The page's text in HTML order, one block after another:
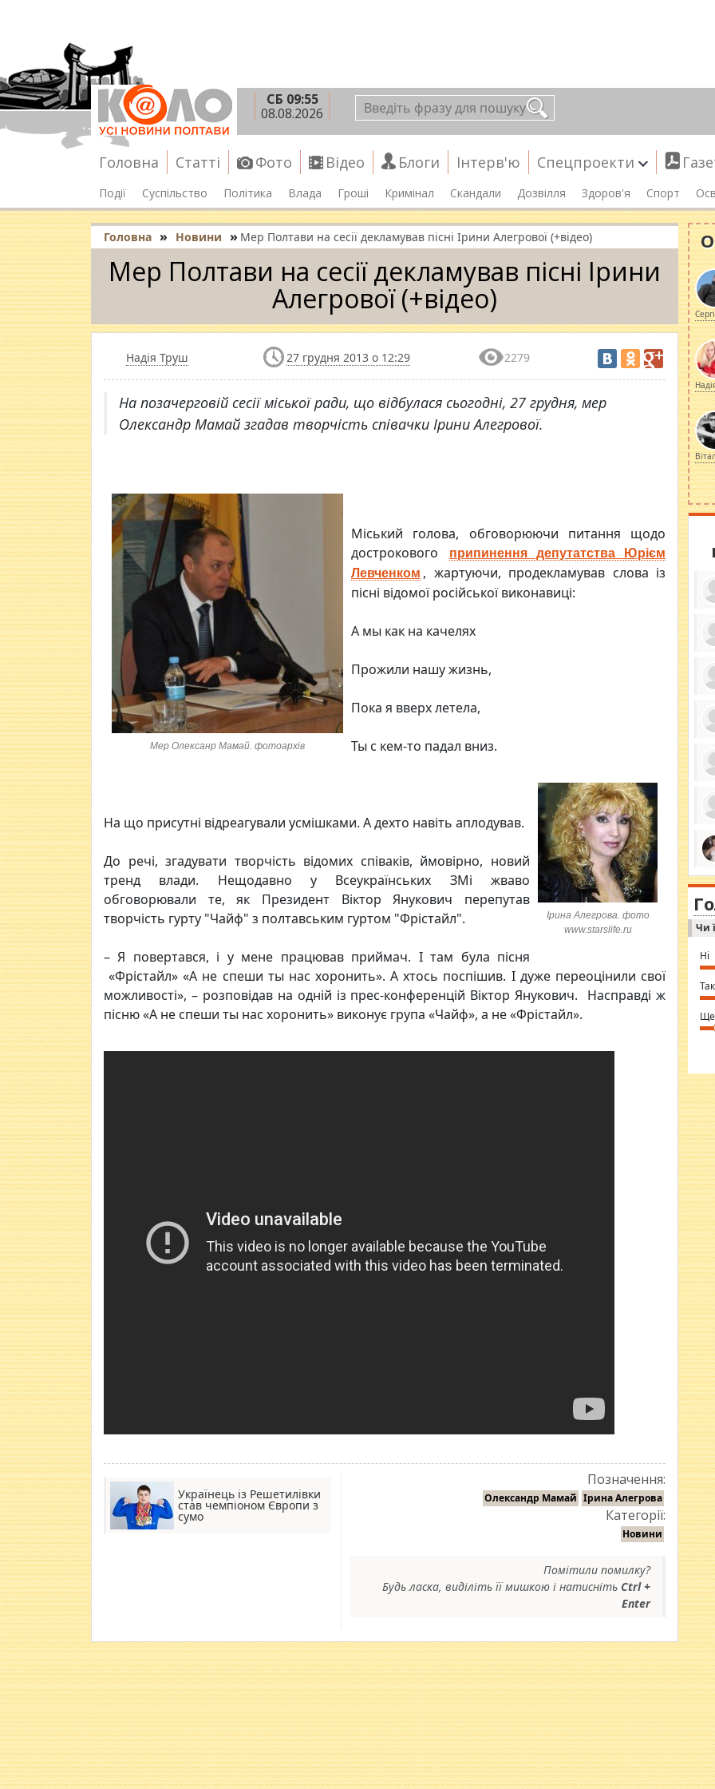
СБ 09:55
08.08.2026
Головна Статті Фото Відео Блоги Інтерв'ю Спецпроекти
Події Суспільство Політика Влада Гроші Кримінал Скандали Дозвілля Здоров'я Спорт
Головна » Новини » Мер Полтави на сесії декламував пісні Ірини Алегрової (+відео)
Мер Полтави на сесії декламував пісні Ірини
Алегрової (+відео)
Надія Труш 27 грудня 2013 о 12:29 2279
На позачерговій сесії міської ради, що відбулася сьогодні, 27 грудня, мер
Олександр Мамай згадав творчість співачки Ірини Алегрової.
Мер Олексанр Мамай. фотоархів
Міський голова, обговорюючи питання щодо
дострокового
припинення депутатства Юрієм
Левченком , жартуючи, продекламував слова із
пісні відомої російської виконавиці:
А мы как на качелях
Прожили нашу жизнь,
Пока я вверх летела,
Ты с кем-то падал вниз.
Ірина Алегрова. фото
www.starslife.ru
На що присутні відреагували усмішками. А дехто навіть аплодував.
До речі, згадувати творчість відомих співаків, ймовірно, новий
тренд влади. Нещодавно у Всеукраїнських ЗМі жваво
обговорювали те, як Президент Віктор Янукович перепутав
творчість гурту "Чайф" з полтавським гуртом "Фрістайл".
– Я повертався, і у мене працював приймач. І там була пісня
«Фрістайл» «А не спеши ты нас хоронить». А хтось поспішив. І дуже переоцінили свої
можливості», – розповідав на одній із прес-конференцій Віктор Янукович. Насправді ж
пісню «А не спеши ты нас хоронить» виконує група «Чайф», а не «Фрістайл».
Українець із Решетилівки
став чемпіоном Європи з
сумо
Позначення:
Олександр Мамай Ірина Алегрова
Категорії:
Новини
Помітили помилку?
Будь ласка, виділіть її мишкою і натисніть Ctrl +
Enter
за
ми
in
⇒
Чи
Ні
Так
Ще